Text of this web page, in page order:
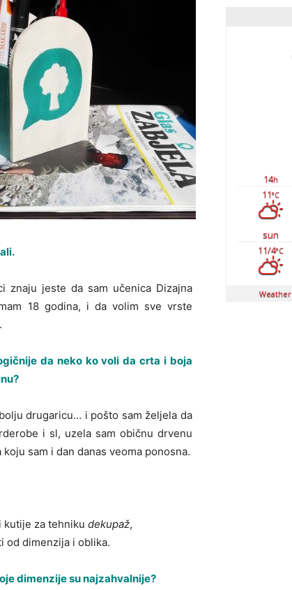
jeste da sam učenica Dizajna
18 godina, i da volim sve vrste
da neko ko voli da crta i boja
drugaricu… i pošto sam željela da
i sl, uzela sam običnu drvenu
sam i dan danas veoma ponosna.
kutije za tehniku dekupaž,
od dimenzija i oblika.
dimenzije su najzahvalnije?
14h
11°C
sun
11/4°C